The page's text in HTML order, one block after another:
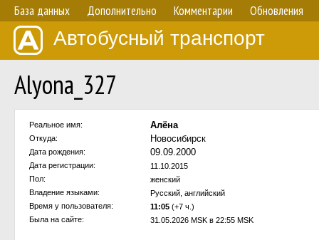
База данных Дополнительно Комментарии Обновления
Автобусный транспорт
Alyona_327
Реальное имя: Алёна
Откуда: Новосибирск
Дата рождения: 09.09.2000
Дата регистрации:
11.10.2015
Пол:
женский
Владение языками:
Русский, английский
Время у пользователя:
11:05 (+7 ч.)
Была на сайте:
31.05.2026 MSK в 22:55 MSK